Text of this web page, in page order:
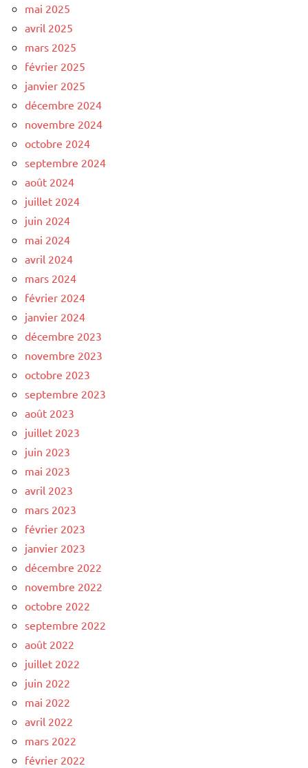
mai 2025
avril 2025
mars 2025
février 2025
janvier 2025
décembre 2024
novembre 2024
octobre 2024
septembre 2024
août 2024
juillet 2024
juin 2024
mai 2024
avril 2024
mars 2024
février 2024
janvier 2024
décembre 2023
novembre 2023
octobre 2023
septembre 2023
août 2023
juillet 2023
juin 2023
mai 2023
avril 2023
mars 2023
février 2023
janvier 2023
décembre 2022
novembre 2022
octobre 2022
septembre 2022
août 2022
juillet 2022
juin 2022
mai 2022
avril 2022
mars 2022
février 2022